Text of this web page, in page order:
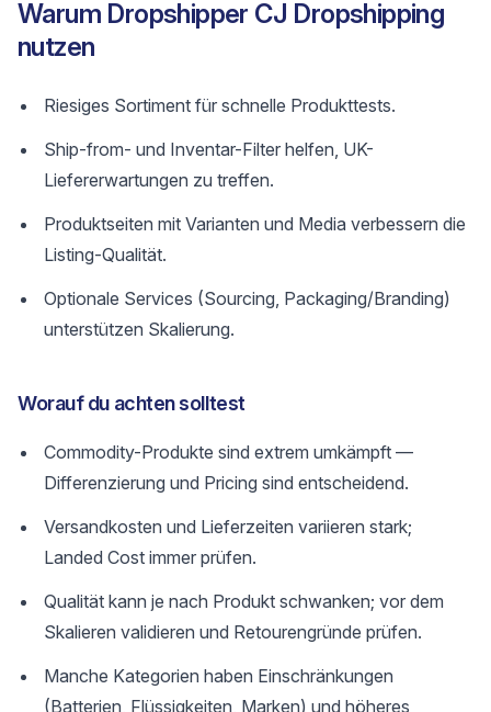
Warum Dropshipper CJ Dropshipping
nutzen
Riesiges Sortiment für schnelle Produkttests.
Ship-from- und Inventar-Filter helfen, UK-
Liefererwartungen zu treffen.
Produktseiten mit Varianten und Media verbessern die
Listing-Qualität.
Optionale Services (Sourcing, Packaging/Branding)
unterstützen Skalierung.
Worauf du achten solltest
Commodity-Produkte sind extrem umkämpft —
Differenzierung und Pricing sind entscheidend.
Versandkosten und Lieferzeiten variieren stark;
Landed Cost immer prüfen.
Qualität kann je nach Produkt schwanken; vor dem
Skalieren validieren und Retourengründe prüfen.
Manche Kategorien haben Einschränkungen
(Batterien, Flüssigkeiten, Marken) und höheres